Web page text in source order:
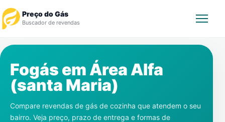
Preço do Gás
Buscador de revendas
Revendedor
Notícias
Fogás emÁrea Alfa
(santa Maria)
Compare revendas de gás de cozinha que atendem o seu
bairro. Veja preço, prazo de entrega e formas de